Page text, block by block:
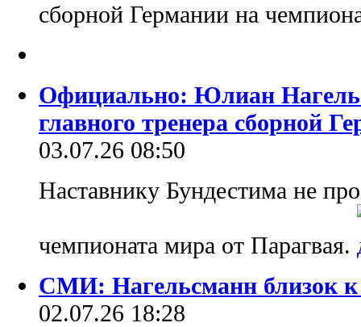
сборной Германии на
Официально: Юлиан
главного тренера сборной
03.07.26 08:50
Наставнику Бундестима не
чемпионата мира от Парагвая.
СМИ: Нагельсманн близок к
02.07.26 18:28